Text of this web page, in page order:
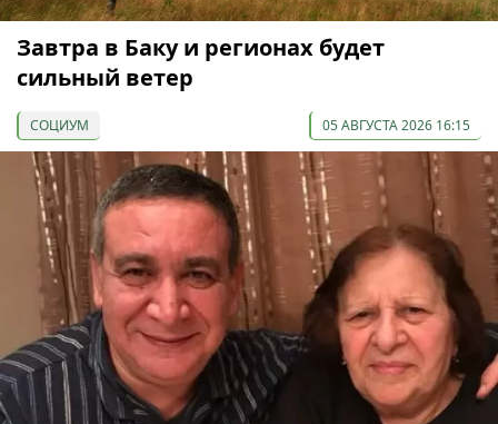
Завтра в Баку и регионах будет
сильный ветер
СОЦИУМ 05 АВГУСТА 2026 16:15